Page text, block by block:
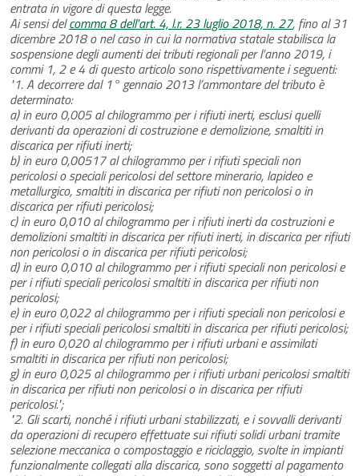
entrata in vigore di questa legge.
Ai sensi delcomma 8 dell'art. 4, l.r. 23 luglio 2018, n. 27, fino al 31
dicembre 2018 o nel caso in cui la normativa statale stabilisca la
sospensione degli aumenti dei tributi regionali per l’anno 2019, i
commi 1, 2 e 4 di questo articolo sono rispettivamente i seguenti:
"1. A decorrere dal 1° gennaio 2013 l’ammontare del tributo è
determinato:
a) in euro 0,005 al chilogrammo per i rifiuti inerti, esclusi quelli
derivanti da operazioni di costruzione e demolizione, smaltiti in
discarica per rifiuti inerti;
b) in euro 0,00517 al chilogrammo per i rifiuti speciali non
pericolosi o speciali pericolosi del settore minerario, lapideo e
metallurgico, smaltiti in discarica per rifiuti non pericolosi o in
discarica per rifiuti pericolosi;
c) in euro 0,010 al chilogrammo per i rifiuti inerti da costruzioni e
demolizioni smaltiti in discarica per rifiuti inerti, in discarica per rifiuti
non pericolosi o in discarica per rifiuti pericolosi;
d) in euro 0,010 al chilogrammo per i rifiuti speciali non pericolosi e
per i rifiuti speciali pericolosi smaltiti in discarica per rifiuti non
pericolosi;
e) in euro 0,022 al chilogrammo per i rifiuti speciali non pericolosi e
per i rifiuti speciali pericolosi smaltiti in discarica per rifiuti pericolosi;
f) in euro 0,020 al chilogrammo per i rifiuti urbani e assimilati
smaltiti in discarica per rifiuti non pericolosi;
g) in euro 0,025 al chilogrammo per i rifiuti urbani pericolosi smaltiti
in discarica per rifiuti non pericolosi o in discarica per rifiuti
pericolosi.";
"2. Gli scarti, nonché i rifiuti urbani stabilizzati, e i sovvalli derivanti
da operazioni di recupero effettuate sui rifiuti solidi urbani tramite
selezione meccanica o compostaggio e riciclaggio, svolte in impianti
funzionalmente collegati alla discarica, sono soggetti al pagamento